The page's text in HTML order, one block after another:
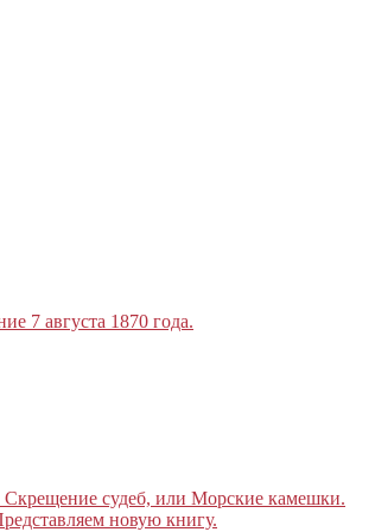
7 августа 1870 года.
судеб, или Морские камешки.
новую книгу.